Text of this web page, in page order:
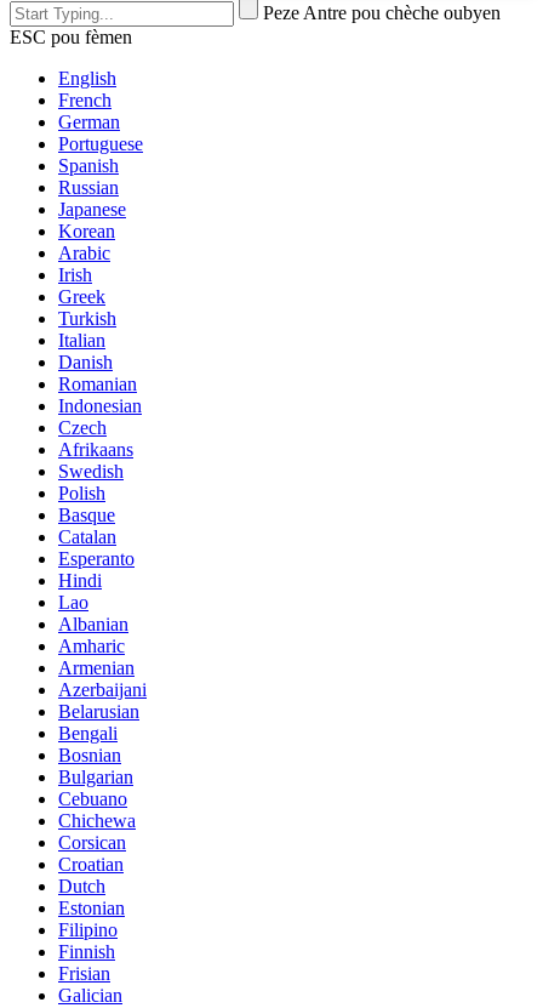
Peze Antre pou chèche oubyen
ESC pou fèmen
English
French
German
Portuguese
Spanish
Russian
Japanese
Korean
Arabic
Irish
Greek
Turkish
Italian
Danish
Romanian
Indonesian
Czech
Afrikaans
Swedish
Polish
Basque
Catalan
Esperanto
Hindi
Lao
Albanian
Amharic
Armenian
Azerbaijani
Belarusian
Bengali
Bosnian
Bulgarian
Cebuano
Chichewa
Corsican
Croatian
Dutch
Estonian
Filipino
Finnish
Frisian
Galician